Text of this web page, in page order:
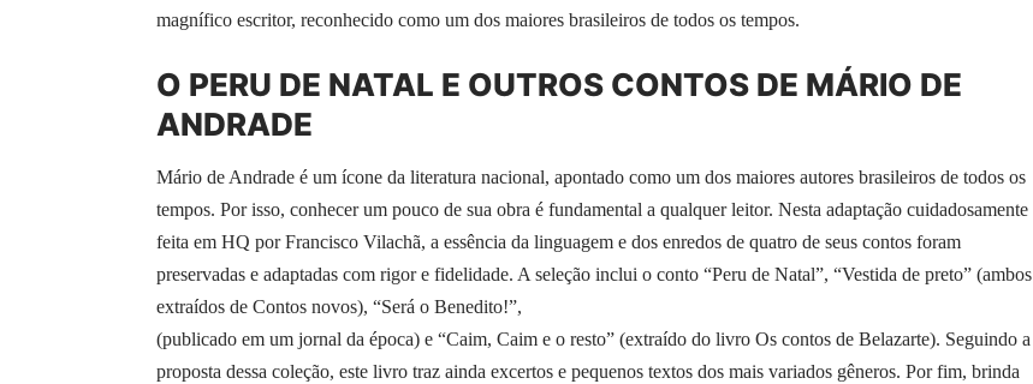
magnífico escritor, reconhecido como um dos maiores brasileiros de todos os tempos.
O PERU DE NATAL E OUTROS CONTOS DE MÁRIO DE
ANDRADE
Mário de Andrade é um ícone da literatura nacional, apontado como um dos maiores autores brasileiros de todos os
tempos. Por isso, conhecer um pouco de sua obra é fundamental a qualquer leitor. Nesta adaptação cuidadosamente
feita em HQ por Francisco Vilachã, a essência da linguagem e dos enredos de quatro de seus contos foram
preservadas e adaptadas com rigor e fidelidade. A seleção inclui o conto “Peru de Natal”, “Vestida de preto” (ambos
extraídos de Contos novos), “Será o Benedito!”,
(publicado em um jornal da época) e “Caim, Caim e o resto” (extraído do livro Os contos de Belazarte). Seguindo a
proposta dessa coleção, este livro traz ainda excertos e pequenos textos dos mais variados gêneros. Por fim, brinda